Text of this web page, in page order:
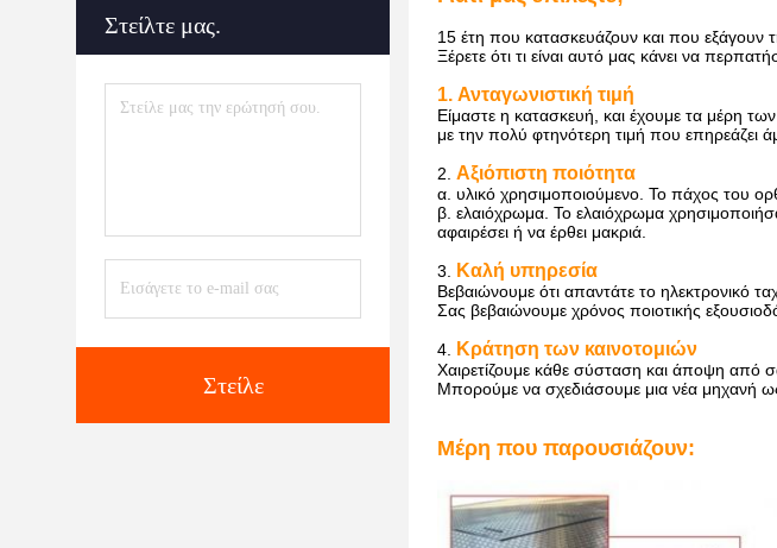
Στείλτε μας.
Στείλε
15 έτη που κατασκευάζουν και που εξάγουν
Ξέρετε ότι τι είναι αυτό μας κάνει να
1. Ανταγωνιστική τιμή
Είμαστε η κατασκευή, και έχουμε τα μέρη
με την πολύ φτηνότερη τιμή που επηρεάζει
2. Αξιόπιστη ποιότητα
α. υλικό χρησιμοποιούμενο. Το πάχος του
β. ελαιόχρωμα. Το ελαιόχρωμα
αφαιρέσει ή να έρθει μακριά.
3. Καλή υπηρεσία
Βεβαιώνουμε ότι απαντάτε το ηλεκτρονικό
Σας βεβαιώνουμε χρόνος ποιοτικής
4. Κράτηση των καινοτομιών
Χαιρετίζουμε κάθε σύσταση και άποψη από
Μπορούμε να σχεδιάσουμε μια νέα μηχανή
Μέρη που παρουσιάζουν: